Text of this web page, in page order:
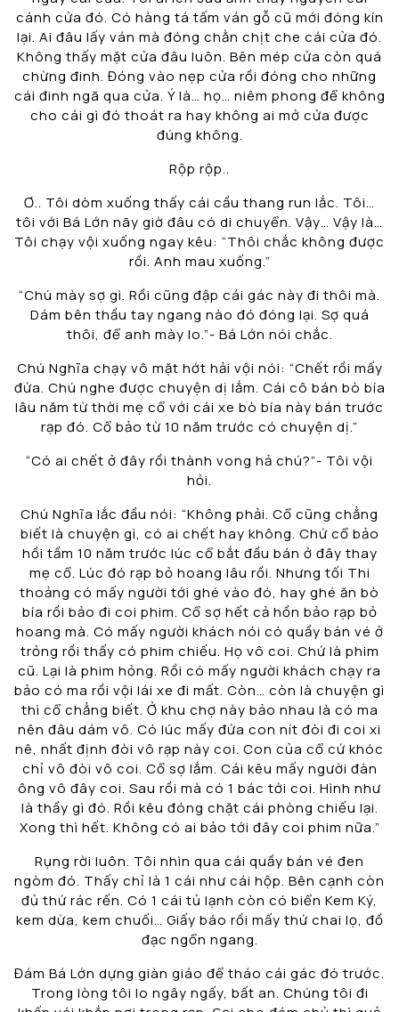
cánh cửa đó. Có hàng tá tấm ván gỗ cũ mới đóng kín
lại. Ai đâu lấy ván mà đóng chằn chịt che cái cửa đó.
Không thấy mặt cửa đâu luôn. Bên mép cửa còn quá
chừng đinh. Đóng vào nẹp cửa rồi đóng cho những
cái đinh ngã qua cửa. Ý là… họ… niêm phong để không
cho cái gì đó thoát ra hay không ai mở cửa được
đúng không.
Rộp rộp..
Ơ.. Tôi dòm xuống thấy cái cầu thang run lắc. Tôi…
tôi với Bá Lớn nãy giờ đâu có di chuyển. Vậy… Vậy là…
Tôi chạy vội xuống ngay kêu: “Thôi chắc không được
rồi. Anh mau xuống.”
“Chú mày sợ gì. Rồi cũng đập cái gác này đi thôi mà.
Dám bên thầu tay ngang nào đó đóng lại. Sợ quá
thôi, để anh mày lo.”- Bá Lớn nói chắc.
Chú Nghĩa chạy vô mặt hớt hải vội nói: “Chết rồi mấy
đứa. Chú nghe được chuyện dị lắm. Cái cô bán bò bía
lâu năm từ thời mẹ cổ với cái xe bò bía này bán trước
rạp đó. Cổ bảo từ 10 năm trước có chuyện dị.”
“Có ai chết ở đây rồi thành vong hả chú?”- Tôi vội
hỏi.
Chú Nghĩa lắc đầu nói: “Không phải. Cổ cũng chẳng
biết là chuyện gì, có ai chết hay không. Chứ cổ bảo
hồi tầm 10 năm trước lúc cổ bắt đầu bán ở đây thay
mẹ cổ. Lúc đó rạp bỏ hoang lâu rồi. Nhưng tối Thi
thoảng có mấy người tới ghé vào đó, hay ghé ăn bò
bía rồi bảo đi coi phim. Cổ sợ hết cả hồn bảo rạp bỏ
hoang mà. Có mấy người khách nói có quầy bán vé ở
trỏng rồi thấy có phim chiếu. Họ vô coi. Chứ là phim
cũ. Lại là phim hỏng. Rồi có mấy người khách chạy ra
bảo có ma rồi vội lái xe đi mất. Còn… còn là chuyện gì
thì cổ chẳng biết. Ở khu chợ này bảo nhau là có ma
nên đâu dám vô. Có lúc mấy đứa con nít đòi đi coi xi
nê, nhất định đòi vô rạp này coi. Con của cổ cứ khóc
chỉ vô đòi vô coi. Cổ sợ lắm. Cái kêu mấy người đàn
ông vô đây coi. Sau rồi mà có 1 bác tới coi. Hình như
là thầy gì đó. Rồi kêu đóng chặt cái phòng chiếu lại.
Xong thì hết. Không có ai bảo tới đây coi phim nữa.”
Rụng rời luôn. Tôi nhìn qua cái quầy bán vé đen
ngòm đó. Thấy chỉ là 1 cái như cái hộp. Bên cạnh còn
đủ thứ rác rến. Có 1 cái tủ lạnh còn có biển Kem Ký,
kem dừa, kem chuối… Giấy báo rồi mấy thứ chai lọ, đồ
đạc ngổn ngang.
Đám Bá Lớn dựng giàn giáo để tháo cái gác đó trước.
Trong lòng tôi lo ngây ngấy, bất an. Chúng tôi đi